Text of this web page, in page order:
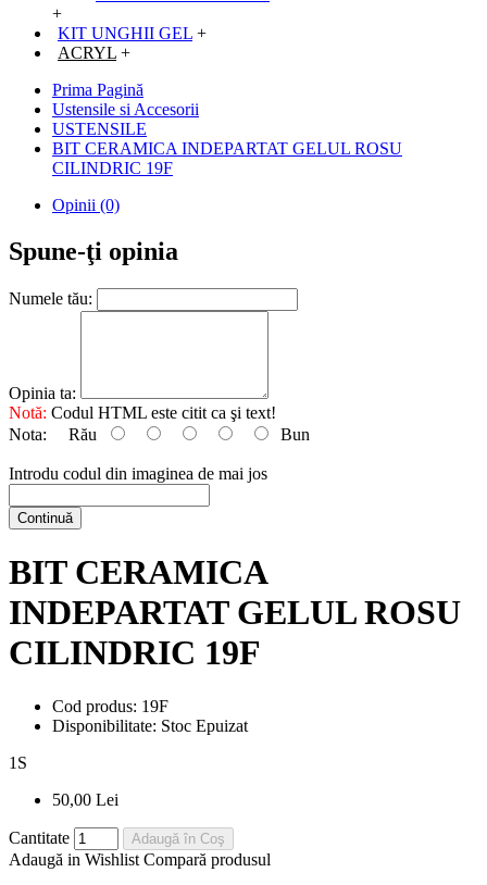
+
KIT UNGHII GEL +
ACRYL +
Prima Pagină
Ustensile si Accesorii
USTENSILE
BIT CERAMICA INDEPARTAT GELUL ROSU
CILINDRIC 19F
Opinii (0)
Spune-ţi opinia
Numele tău:
Opinia ta:
Notă: Codul HTML este citit ca şi text!
Nota: Rău Bun
Introdu codul din imaginea de mai jos
Continuă
BIT CERAMICA
INDEPARTAT GELUL ROSU
CILINDRIC 19F
Cod produs: 19F
Disponibilitate: Stoc Epuizat
1 S
50,00 Lei
Cantitate Adaugă în Coş
Adaugă in Wishlist Compară produsul